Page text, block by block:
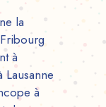
la
à
Lausanne
à